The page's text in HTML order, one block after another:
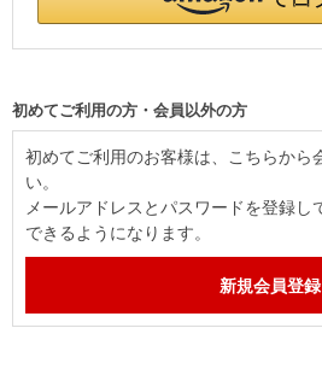
初めてご利用の方・会員以外の方
初めてご利用のお客様は、こちらから
い。
メールアドレスとパスワードを登録
できるようになります。